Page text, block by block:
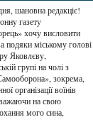
шановна редакціє!
газету
хочу висловити
подяки міському голові
Яковлєву,
групі на чолі з
зокрема,
організації воїнів
на свою
мого сина,